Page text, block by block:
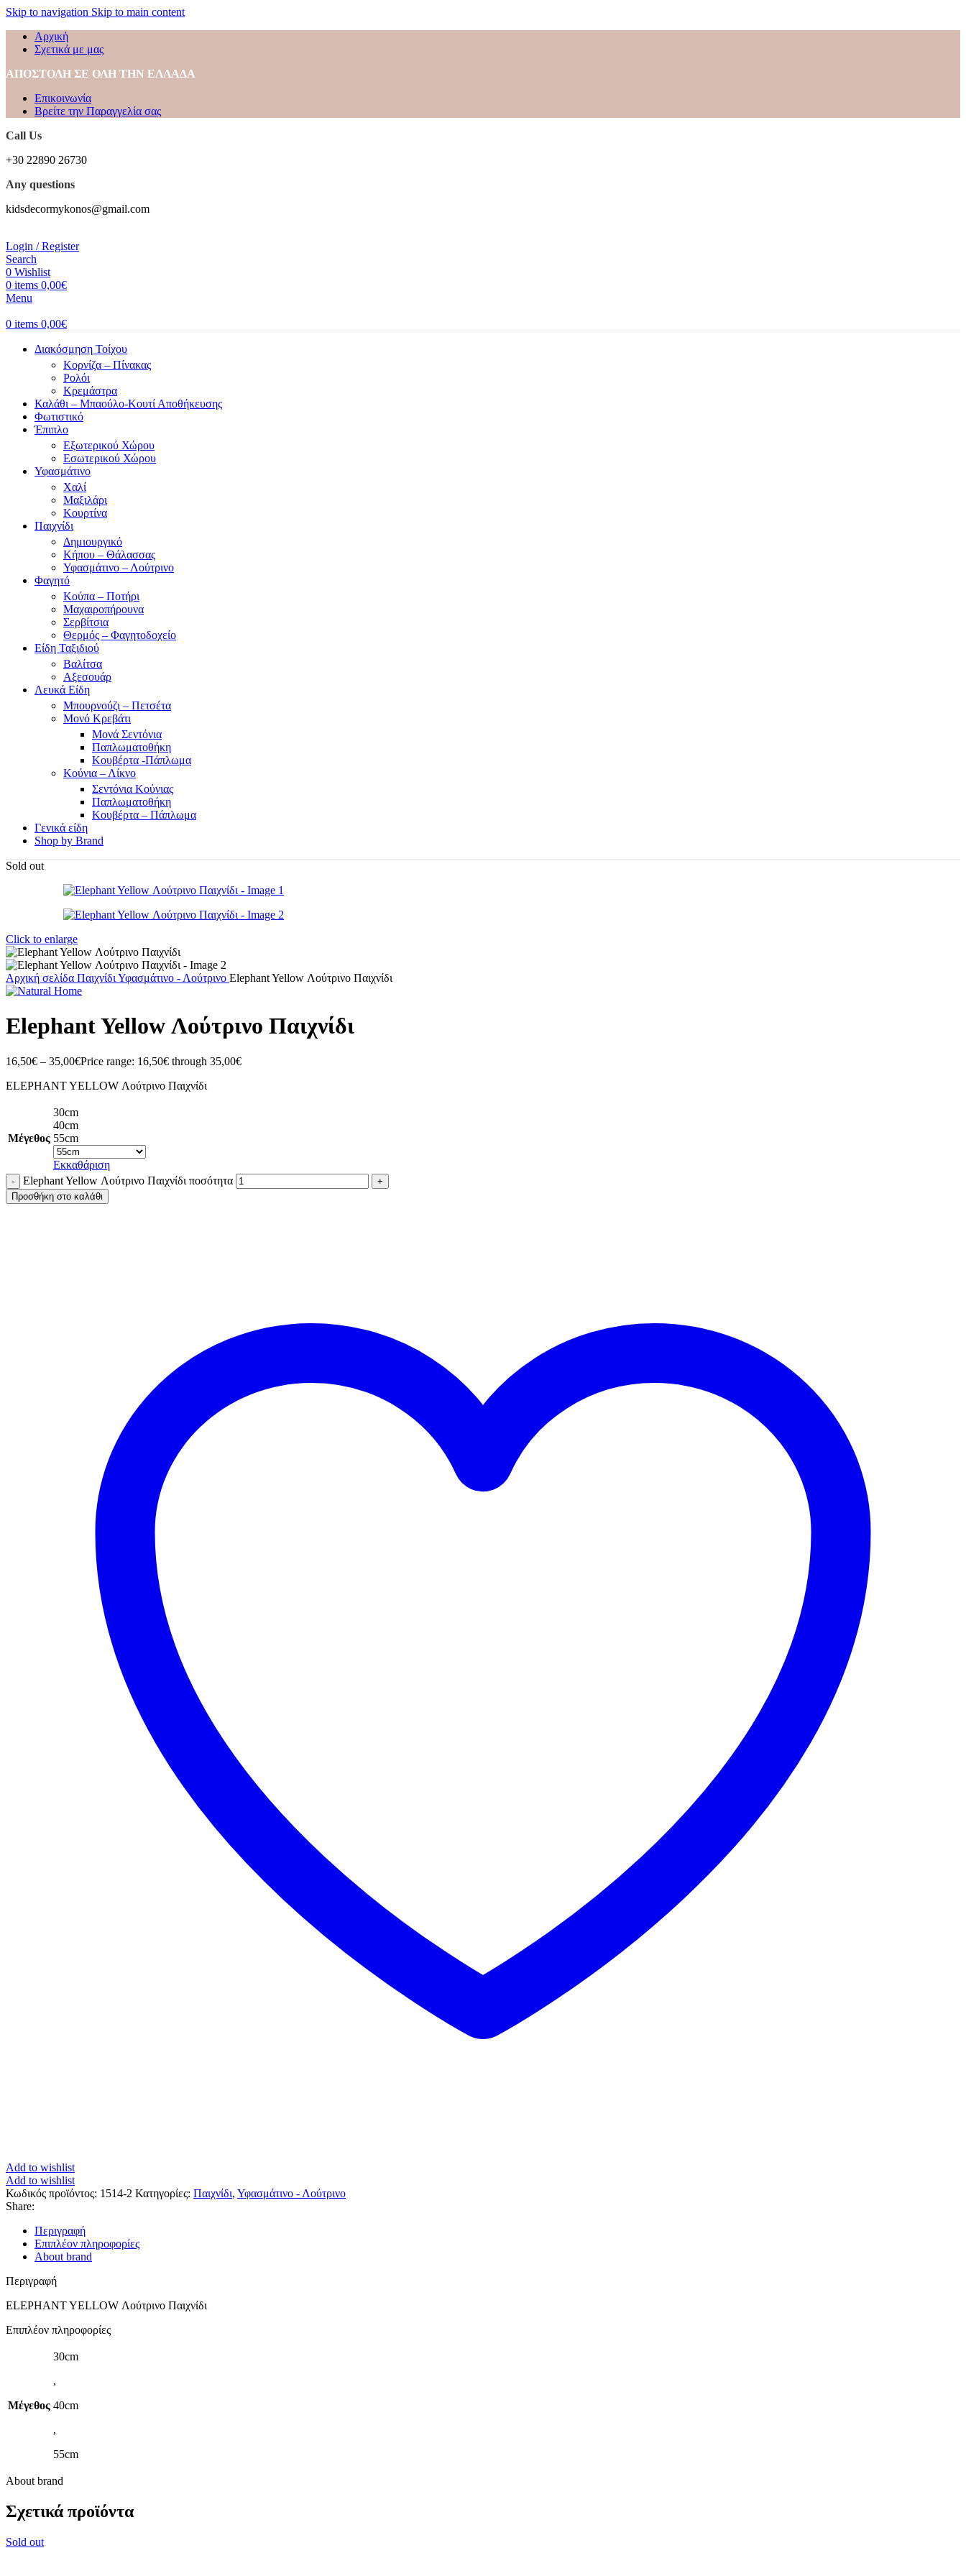
Skip to navigation Skip to main content
Αρχική
Σχετικά με μας
ΑΠΟΣΤΟΛΗ ΣΕ ΟΛΗ ΤΗΝ ΕΛΛΑΔΑ
Επικοινωνία
Βρείτε την Παραγγελία σας
Call Us
+30 22890 26730
Any questions
kidsdecormykonos@gmail.com
Login / Register
Search
0 Wishlist
0 items 0,00€
Menu
0 items 0,00€
Διακόσμηση Τοίχου
Κορνίζα – Πίνακας
Ρολόι
Κρεμάστρα
Καλάθι – Μπαούλο-Κουτί Αποθήκευσης
Φωτιστικό
Έπιπλο
Εξωτερικού Χώρου
Εσωτερικού Χώρου
Υφασμάτινο
Χαλί
Μαξιλάρι
Κουρτίνα
Παιχνίδι
Δημιουργικό
Κήπου – Θάλασσας
Υφασμάτινο – Λούτρινο
Φαγητό
Κούπα – Ποτήρι
Μαχαιροπήρουνα
Σερβίτσια
Θερμός – Φαγητοδοχείο
Είδη Ταξιδιού
Βαλίτσα
Αξεσουάρ
Λευκά Είδη
Μπουρνούζι – Πετσέτα
Μονό Κρεβάτι
Μονά Σεντόνια
Παπλωματοθήκη
Κουβέρτα -Πάπλωμα
Κούνια – Λίκνο
Σεντόνια Κούνιας
Παπλωματοθήκη
Κουβέρτα – Πάπλωμα
Γενικά είδη
Shop by Brand
Sold out
Click to enlarge
Αρχική σελίδα Παιχνίδι Υφασμάτινο - Λούτρινο Elephant Yellow Λούτρινο Παιχνίδι
Elephant Yellow Λούτρινο Παιχνίδι
16,50€ – 35,00€Price range: 16,50€ through 35,00€
ELEPHANT YELLOW Λούτρινο Παιχνίδι
Μέγεθος
30cm
40cm
55cm
Εκκαθάριση
Elephant Yellow Λούτρινο Παιχνίδι ποσότητα
Προσθήκη στο καλάθι
Add to wishlist
Add to wishlist
Κωδικός προϊόντος: 1514-2 Κατηγορίες: Παιχνίδι, Υφασμάτινο - Λούτρινο
Share:
Περιγραφή
Επιπλέον πληροφορίες
About brand
Περιγραφή
ELEPHANT YELLOW Λούτρινο Παιχνίδι
Επιπλέον πληροφορίες
Μέγεθος
30cm
,
40cm
,
55cm
About brand
Σχετικά προϊόντα
Sold out